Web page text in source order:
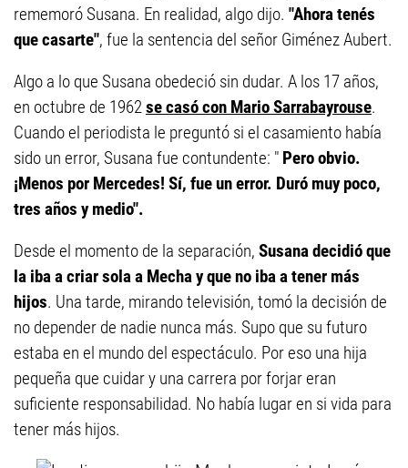
rememoró Susana. En realidad, algo dijo. "Ahora tenés
que casarte", fue la sentencia del señor Giménez Aubert.
Algo a lo que Susana obedeció sin dudar. A los 17 años,
en octubre de 1962se casó con Mario Sarrabayrouse.
Cuando el periodista le preguntó si el casamiento había
sido un error, Susana fue contundente: " Pero obvio.
¡Menos por Mercedes! Sí, fue un error. Duró muy poco,
tres años y medio".
Desde el momento de la separación, Susana decidió que
la iba a criar sola a Mecha y que no iba a tener más
hijos. Una tarde, mirando televisión, tomó la decisión de
no depender de nadie nunca más. Supo que su futuro
estaba en el mundo del espectáculo. Por eso una hija
pequeña que cuidar y una carrera por forjar eran
suficiente responsabilidad. No había lugar en si vida para
tener más hijos.